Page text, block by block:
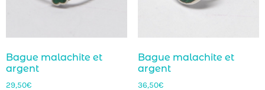
Bague malachite et
argent
29,50€
Bague malachite et
argent
36,50€